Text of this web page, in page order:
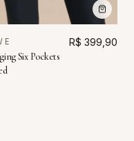
Six Pockets
R$ 399,90